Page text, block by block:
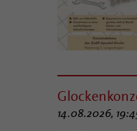
14.08.2026,